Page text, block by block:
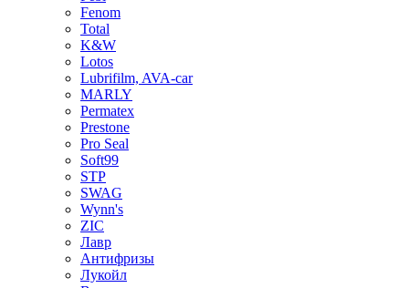
Fenom
Total
K&W
Lotos
Lubrifilm, AVA-car
MARLY
Permatex
Prestone
Pro Seal
Soft99
STP
SWAG
Wynn's
ZIC
Лавр
Антифризы
Лукойл